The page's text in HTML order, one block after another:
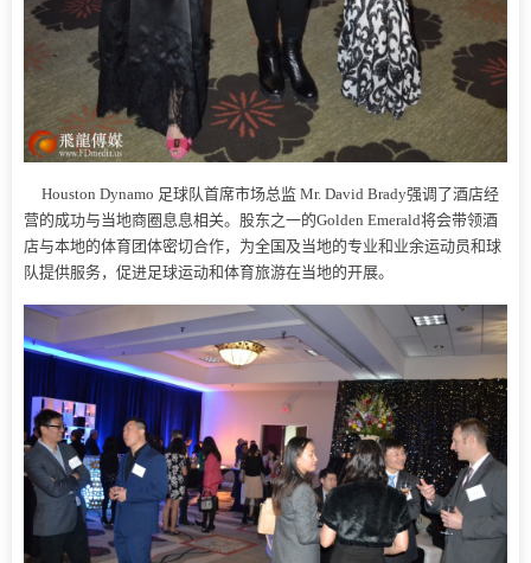
Houston Dynamo 足球队首席市场总监 Mr. David Brady强调了酒店经
营的成功与当地商圈息息相关。股东之一的Golden Emerald将会带领酒
店与本地的体育团体密切合作，为全国及当地的专业和业余运动员和球
队提供服务，促进足球运动和体育旅游在当地的开展。